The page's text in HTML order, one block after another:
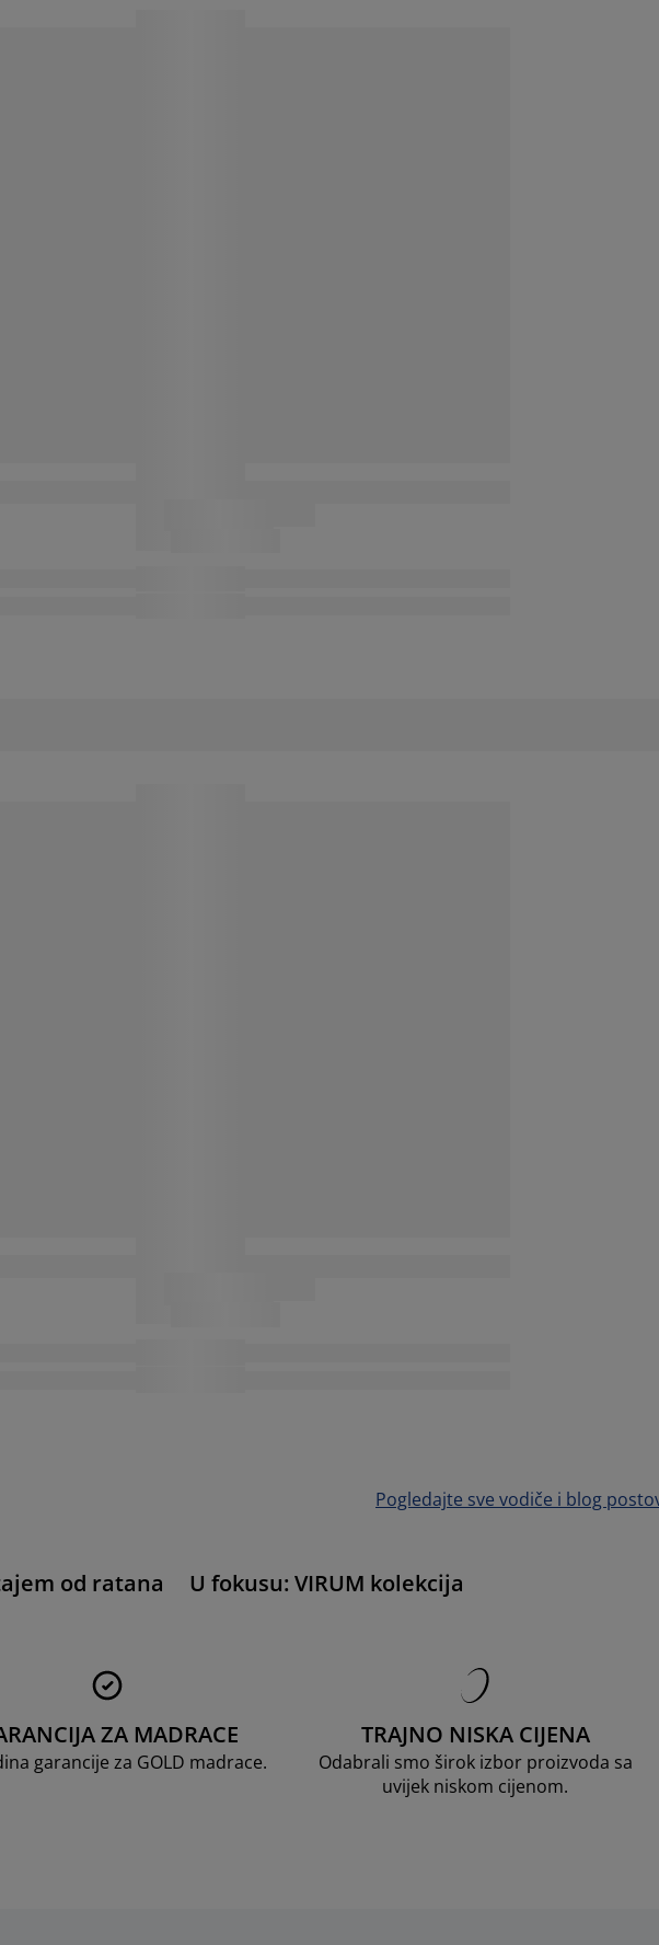
Pogledajte sve vodiče i blog
od ratana U fokusu: VIRUM kolekcija
ZA MADRACE
garancije za GOLD madrace.
TRAJNO NISKA CIJENA
Odabrali smo širok izbor proizvoda sa
uvijek niskom cijenom.